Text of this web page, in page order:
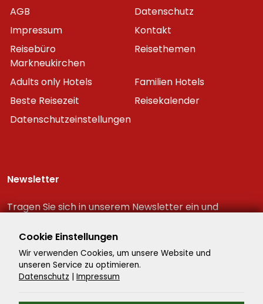
AGB
Datenschutz
Impressum
Kontakt
Reisebüro
Markneukirchen
Reisethemen
Adults only Hotels
Familien Hotels
Beste Reisezeit
Reisekalender
Datenschutzeinstellungen
Newsletter
Tragen Sie sich in unserem Newsletter ein und
Reiseschnäppchen!
Cookie Einstellungen
Wir verwenden Cookies, um unsere Website und
unseren Service zu optimieren.
Datenschutz | Impressum